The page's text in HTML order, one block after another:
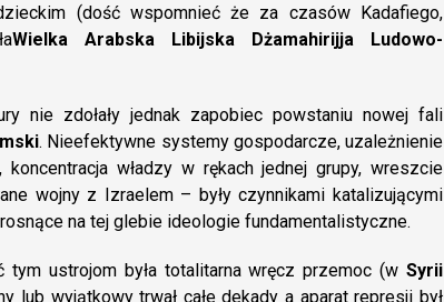
(dość wspomnieć że za czasów Kadafiego,
Wielka Arabska Libijska Dżamahirijja Ludowo-
nie zdołały jednak zapobiec powstaniu nowej fali
. Nieefektywne systemy gospodarcze, uzależnienie
władzy w rękach jednej grupy, wreszcie
wojny z Izraelem – były czynnikami katalizującymi
na tej glebie ideologie fundamentalistyczne.
ustrojom była totalitarna wręcz przemoc (w Syrii
lub wyjątkowy trwał całe dekady a aparat represji był